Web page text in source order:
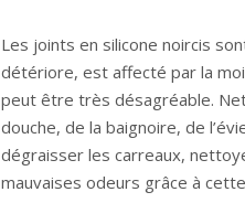
Les joints en silicone noircis
détériore, est affecté par la
peut être très désagréable.
douche, de la baignoire, de
dégraisser les carreaux,
mauvaises odeurs grâce à